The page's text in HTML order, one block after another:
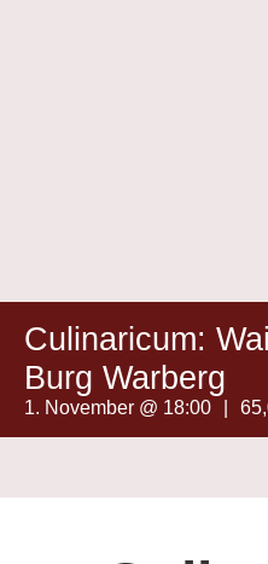
Culinaricum:
Burg Warberg
1. November @ 18:00